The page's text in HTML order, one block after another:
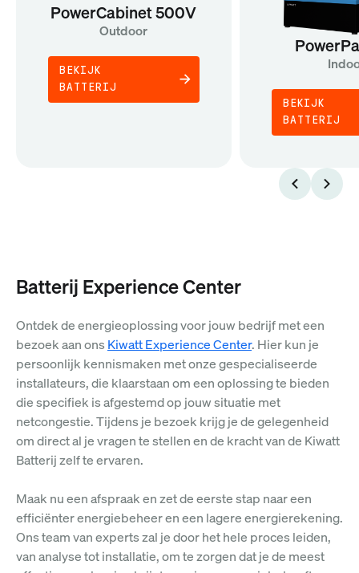
PowerCabinet 500V
Outdoor
BEKIJK
BATTERIJ
BEKIJK
BATTERIJ
Batterij Experience Center
Ontdek de energieoplossing voor jouw bedrijf met een
bezoek aan ons Kiwatt Experience Center. Hier kun je
persoonlijk kennismaken met onze gespecialiseerde
installateurs, die klaarstaan om een oplossing te bieden
die specifiek is afgestemd op jouw situatie met
netcongestie. Tijdens je bezoek krijg je de gelegenheid
om direct al je vragen te stellen en de kracht van de Kiwatt
Batterij zelf te ervaren.
Maak nu een afspraak en zet de eerste stap naar een
efficiënter energiebeheer en een lagere energierekening.
Ons team van experts zal je door het hele proces leiden,
van analyse tot installatie, om te zorgen dat je de meest